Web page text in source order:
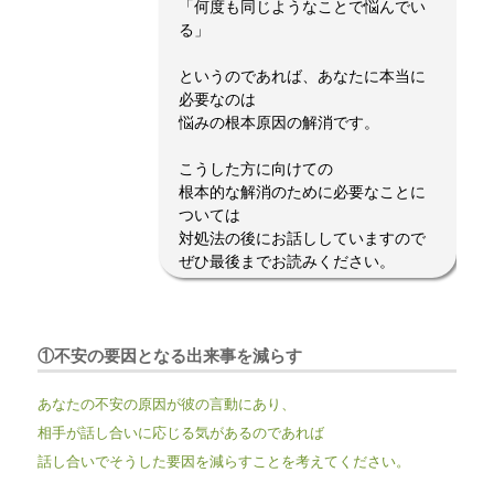
「何度も同じようなことで悩んでい
る」
というのであれば、あなたに本当に
必要なのは
悩みの根本原因の解消です。
こうした方に向けての
根本的な解消のために必要なことに
ついては
対処法の後にお話ししていますので
ぜひ最後までお読みください。
①不安の要因となる出来事を減らす
あなたの不安の原因が彼の言動にあり、
相手が話し合いに応じる気があるのであれば
話し合いでそうした要因を減らすことを考えてください。